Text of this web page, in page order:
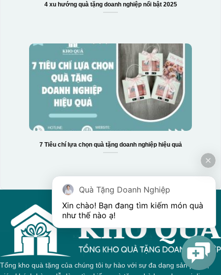
Hộp xi 3 hũ mứt
4 xu hướng quà tặng doanh nghiệp nổi bật 2025
7 Tiêu chí lựa chọn quà tặng doanh nghiệp hiệu quả
Tổng kho quà tặng của chúng tôi tự hào với sự đa dạng sản phẩm,
Quà Tặng Doanh Nghiệp
Xin chào! Bạn đang tìm kiếm món quà
như thế nào ạ!